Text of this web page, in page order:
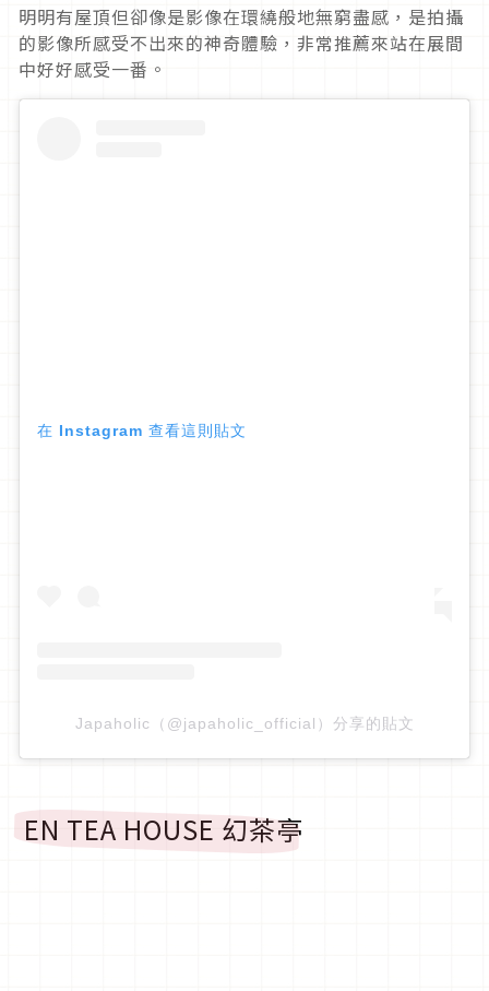
明明有屋頂但卻像是影像在環繞般地無窮盡感，是拍攝
的影像所感受不出來的神奇體驗，非常推薦來站在展間
中好好感受一番。
在 Instagram 查看這則貼文
Japaholic（@japaholic_official）分享的貼文
EN TEA HOUSE 幻茶亭